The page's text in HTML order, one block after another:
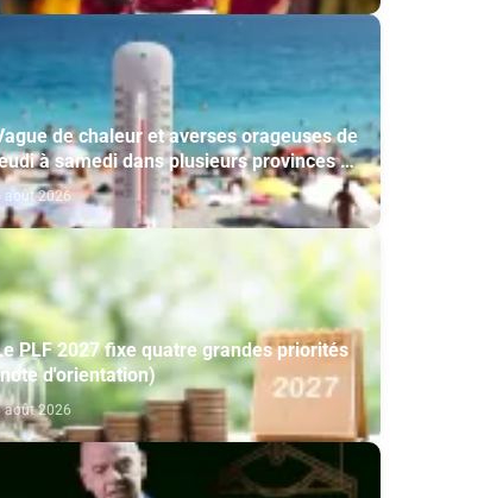
de chaleur et averses orageuses de
à samedi dans plusieurs provinces du
(Bulletin d'alerte)
août 2026
PLF 2027 fixe quatre grandes priorités
d'orientation)
août 2026